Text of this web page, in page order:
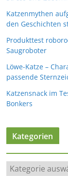
Katzenmythen
den Geschichten
Produkttest
Saugroboter
Löwe-Katze –
passende
Katzensnack im
Bonkers
Kategorien